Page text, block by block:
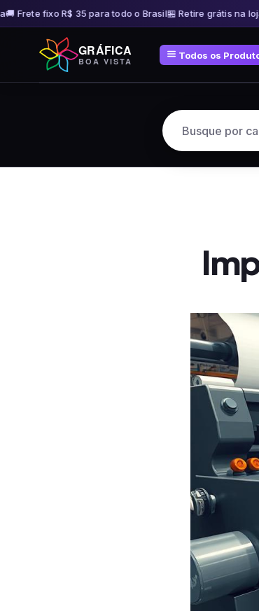
fixo R$ 35 para todo o Brasil🏪 Retire grátis na loja
conteúdo
GRÁFICA
BOA VISTA
Todos os